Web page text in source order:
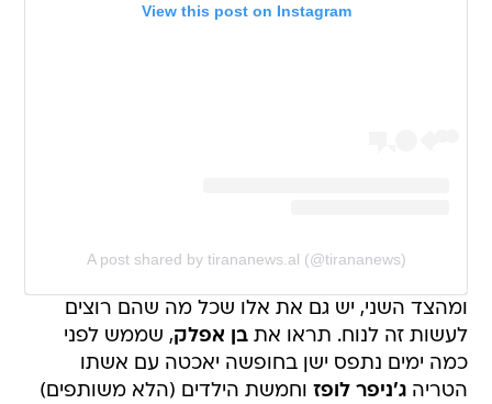
View this post on Instagram
A post shared by tirananews.al (@tirananews)
ומהצד השני, יש גם את אלו שכל מה שהם רוצים
לעשות זה לנוח. תראו אתבן אפלק, שממש לפני
כמה ימים נתפס ישן בחופשה יאכטה עם אשתו
הטריהג'ניפר לופז וחמשת הילדים (הלא משותפים)